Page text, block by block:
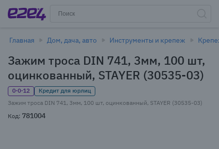
Главная Дом, дача, авто Инструменты и крепеж
Зажим троса DIN 741, 3мм, 100 шт,
оцинкованный, STAYER (30535-03)
0·0·12
Кредит для юрлиц
Зажим троса DIN 741, 3мм, 100 шт, оцинкованный, STAYER (30535-03)
Код: 781004